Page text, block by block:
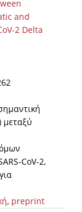
and
2 Delta
μεταξύ
CoV-2,
, preprint